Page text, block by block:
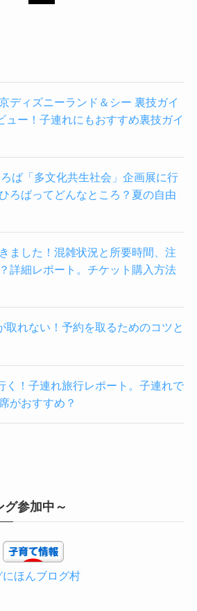
ディズニーランド＆シー 裏技ガイ
ュー！子連れにもおすすめ裏技ガイ
ば「多文化共生社会」企画展に行
ろばってどんなところ？夏の自由
ました！混雑状況と所要時間、注
詳細レポート。チケット購入方法
取れない！予約を取るためのコツと
く！子連れ旅行レポート。子連れで
がおすすめ？
グ参加中～
にほんブログ村